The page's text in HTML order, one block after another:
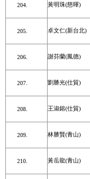
黃明珠(慈暉)
卓文仁(新台北)
謝芬蘭(鳳德)
劉勝光(仕貿)
王淑鎔(仕貿)
林勝賢(青山)
黃岳龍(青山)